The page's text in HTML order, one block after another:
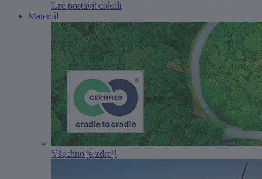
Lze postavit cokoli
Materiál
Všechno je zdroj!